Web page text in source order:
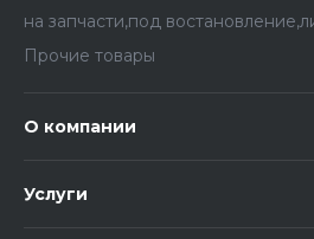
на запчасти,под
Прочие товары
О компании
Услуги